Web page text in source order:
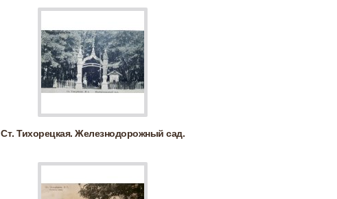
Ст. Тихорецкая. Железнодорожный сад.